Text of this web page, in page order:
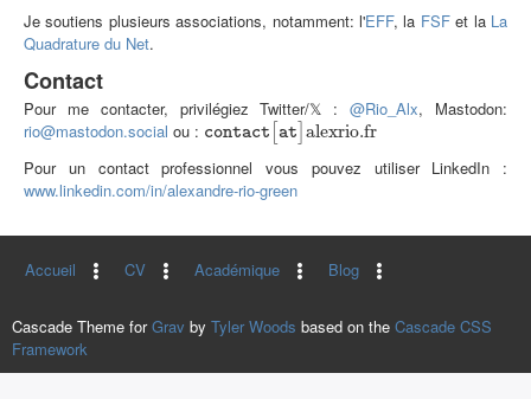
Je soutiens plusieurs associations, notamment: l'EFF, la FSFet la La
Quadrature du Net.
Contact
Pour me contacter, privilégiez Twitter/𝕏 :@Rio_Alx, Mastodon:
rio@mastodon.social ou : contact at alexrio.fr
contact[at alexrio.fr
Pour un contact professionnel vous pouvez utiliser LinkedIn :
www.linkedin.com/in/alexandre-rio-green
Accueil CV Académique Blog
Cascade Theme forGrav by Tyler Woods based on the Cascade CSS
Framework